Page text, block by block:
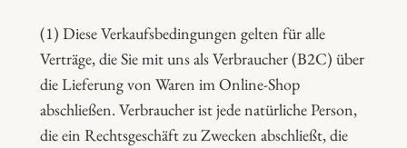
(1) Diese Verkaufsbedingungen gelten für alle
Verträge, die Sie mit uns als Verbraucher (B2C) über
die Lieferung von Waren im Online-Shop
abschließen. Verbraucher ist jede natürliche Person,
die ein Rechtsgeschäft zu Zwecken abschließt, die